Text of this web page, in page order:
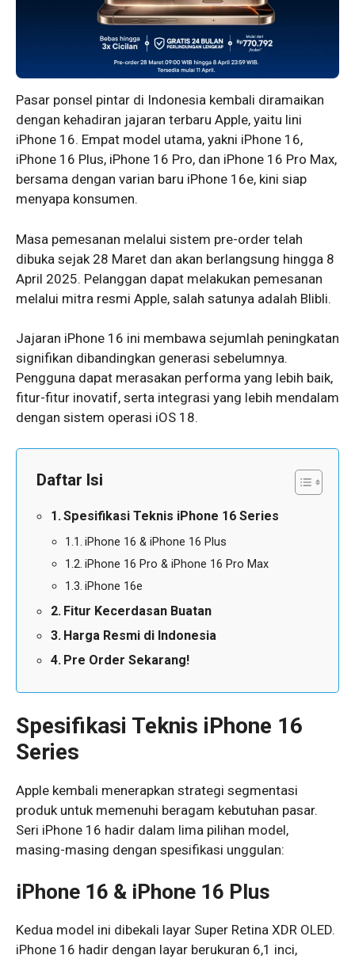
Pasar ponsel pintar di Indonesia kembali diramaikan
dengan kehadiran jajaran terbaru Apple, yaitu lini
iPhone 16. Empat model utama, yakni iPhone 16,
iPhone 16 Plus, iPhone 16 Pro, dan iPhone 16 Pro Max,
bersama dengan varian baru iPhone 16e, kini siap
menyapa konsumen.
Masa pemesanan melalui sistem pre-order telah
dibuka sejak 28 Maret dan akan berlangsung hingga 8
April 2025. Pelanggan dapat melakukan pemesanan
melalui mitra resmi Apple, salah satunya adalah Blibli.
Jajaran iPhone 16 ini membawa sejumlah peningkatan
signifikan dibandingkan generasi sebelumnya.
Pengguna dapat merasakan performa yang lebih baik,
fitur-fitur inovatif, serta integrasi yang lebih mendalam
dengan sistem operasi iOS 18.
Daftar Isi
Spesifikasi Teknis iPhone 16 Series
iPhone 16 & iPhone 16 Plus
iPhone 16 Pro & iPhone 16 Pro Max
iPhone 16e
Fitur Kecerdasan Buatan
Harga Resmi di Indonesia
Pre Order Sekarang!
Spesifikasi Teknis iPhone 16
Series
Apple kembali menerapkan strategi segmentasi
produk untuk memenuhi beragam kebutuhan pasar.
Seri iPhone 16 hadir dalam lima pilihan model,
masing-masing dengan spesifikasi unggulan:
iPhone 16 & iPhone 16 Plus
Kedua model ini dibekali layar Super Retina XDR OLED.
iPhone 16 hadir dengan layar berukuran 6,1 inci,